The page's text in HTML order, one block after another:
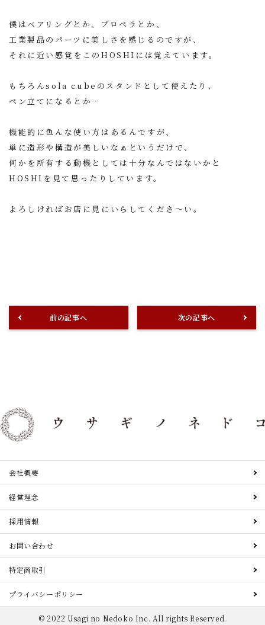
僕はベアリングとか、プロペラとか、
工業製品のパーツに美しさを感じるのですが、
それに近い感覚をこのHOSHIには覚えています。
もちろんsola cubeのスタンドとして使えたり、
ペン立てになるとか…
機能的に色んな使い方はあるんですが、
単に造形や構造が美しいなぁというだけで、
何かを所有する動機としては十分なんではないかと
HOSHIを見て思ったりしています。
よろしければお店に見にいらしてくださ〜い。
前の記事へ 次の記事へ
会社概要
経営理念
採用情報
お問い合わせ
特定商取引
プライバシーポリシー
© 2022 Usagi no Nedoko Inc. All rights Reserved.